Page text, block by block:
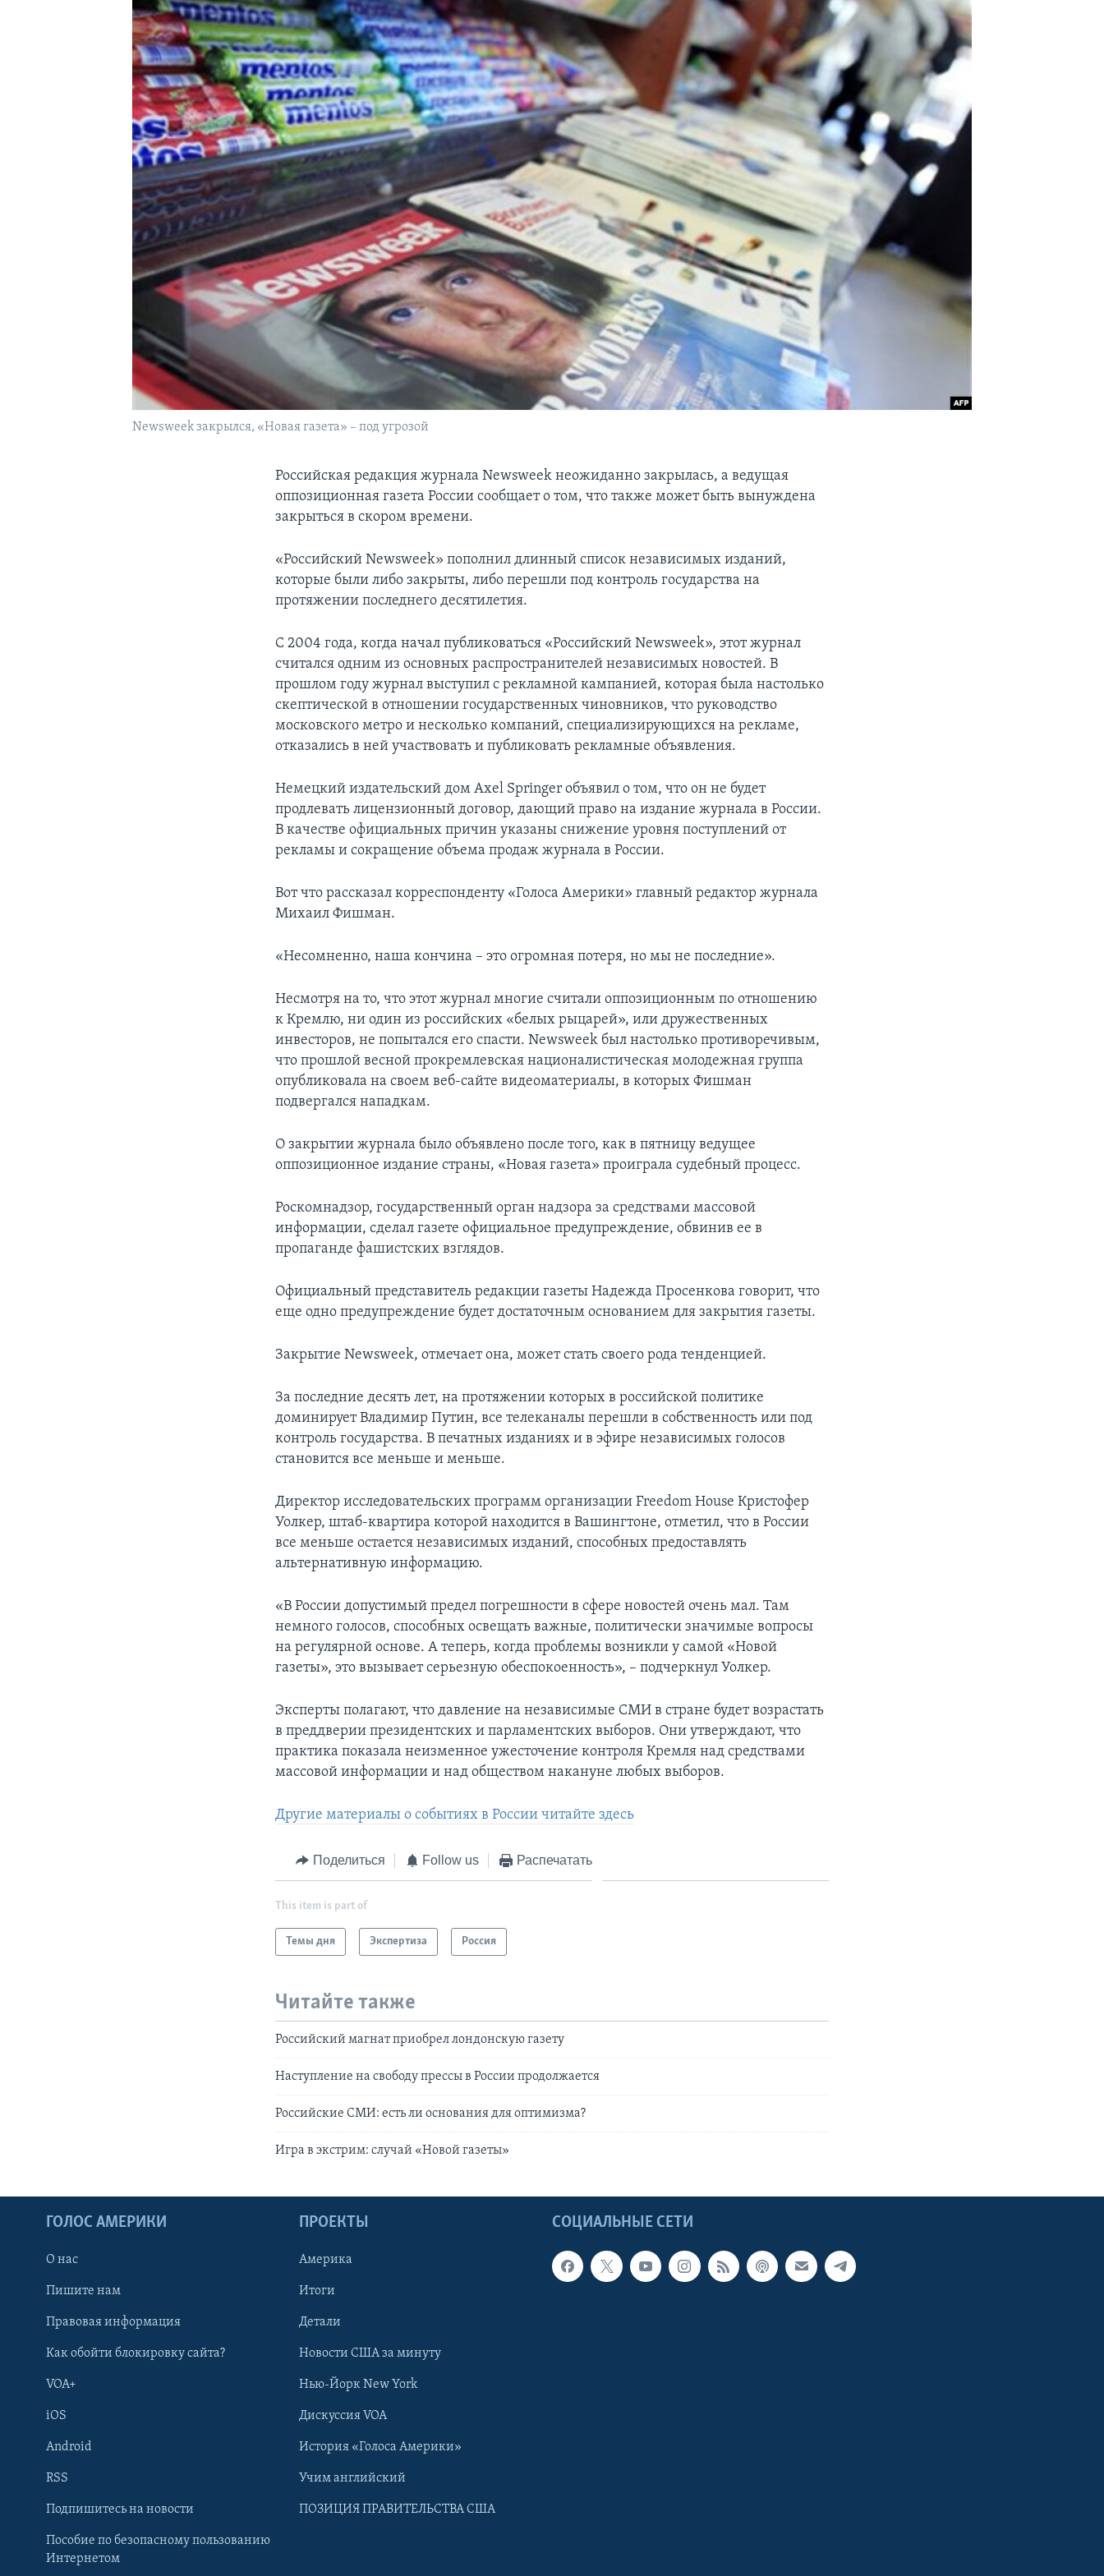
Learning English
Newsweek закрылся, «Новая газета» – под угрозой
Российская редакция журнала Newsweek неожиданно закрылась, а ведущая
оппозиционная газета России сообщает о том, что также может быть вынуждена
закрыться в скором времени.
«Российский Newsweek» пополнил длинный список независимых изданий,
которые были либо закрыты, либо перешли под контроль государства на
протяжении последнего десятилетия.
С 2004 года, когда начал публиковаться «Российский Newsweek», этот журнал
считался одним из основных распространителей независимых новостей. В
прошлом году журнал выступил с рекламной кампанией, которая была настолько
скептической в отношении государственных чиновников, что руководство
московского метро и несколько компаний, специализирующихся на рекламе,
отказались в ней участвовать и публиковать рекламные объявления.
Немецкий издательский дом Axel Springer объявил о том, что он не будет
продлевать лицензионный договор, дающий право на издание журнала в России.
В качестве официальных причин указаны снижение уровня поступлений от
рекламы и сокращение объема продаж журнала в России.
Вот что рассказал корреспонденту «Голоса Америки» главный редактор журнала
Михаил Фишман.
«Несомненно, наша кончина – это огромная потеря, но мы не последние».
Несмотря на то, что этот журнал многие считали оппозиционным по отношению
к Кремлю, ни один из российских «белых рыцарей», или дружественных
инвесторов, не попытался его спасти. Newsweek был настолько противоречивым,
что прошлой весной прокремлевская националистическая молодежная группа
опубликовала на своем веб-сайте видеоматериалы, в которых Фишман
подвергался нападкам.
О закрытии журнала было объявлено после того, как в пятницу ведущее
оппозиционное издание страны, «Новая газета» проиграла судебный процесс.
Роскомнадзор, государственный орган надзора за средствами массовой
информации, сделал газете официальное предупреждение, обвинив ее в
пропаганде фашистских взглядов.
Официальный представитель редакции газеты Надежда Просенкова говорит, что
еще одно предупреждение будет достаточным основанием для закрытия газеты.
Закрытие Newsweek, отмечает она, может стать своего рода тенденцией.
За последние десять лет, на протяжении которых в российской политике
доминирует Владимир Путин, все телеканалы перешли в собственность или под
контроль государства. В печатных изданиях и в эфире независимых голосов
становится все меньше и меньше.
Директор исследовательских программ организации Freedom House Кристофер
Уолкер, штаб-квартира которой находится в Вашингтоне, отметил, что в России
все меньше остается независимых изданий, способных предоставлять
альтернативную информацию.
«В России допустимый предел погрешности в сфере новостей очень мал. Там
немного голосов, способных освещать важные, политически значимые вопросы
на регулярной основе. А теперь, когда проблемы возникли у самой «Новой
газеты», это вызывает серьезную обеспокоенность», – подчеркнул Уолкер.
Эксперты полагают, что давление на независимые СМИ в стране будет возрастать
в преддверии президентских и парламентских выборов. Они утверждают, что
практика показала неизменное ужесточение контроля Кремля над средствами
массовой информации и над обществом накануне любых выборов.
Другие материалы о событиях в России читайте здесь
Поделиться Follow us Распечатать
This item is part of
Темы дня Экспертиза Россия
Читайте также
Российский магнат приобрел лондонскую газету
Наступление на свободу прессы в России продолжается
Российские СМИ: есть ли основания для оптимизма?
Игра в экстрим: случай «Новой газеты»
СОЦИАЛЬНЫЕ СЕТИ
ГОЛОС АМЕРИКИ
О нас
Пишите нам
Правовая информация
Как обойти блокировку сайта?
VOA+
iOS
Android
RSS
Подпишитесь на новости
Пособие по безопасному пользованию
Интернетом
ПРОЕКТЫ
Америка
Итоги
Детали
Новости США за минуту
Нью-Йорк New York
Дискуссия VOA
История «Голоса Америки»
Учим английский
ПОЗИЦИЯ ПРАВИТЕЛЬСТВА США